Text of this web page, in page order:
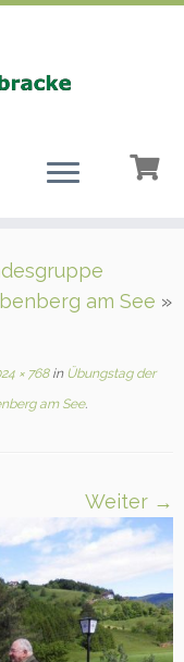
am See »
× 768inÜbungstag der
am See.
Weiter →